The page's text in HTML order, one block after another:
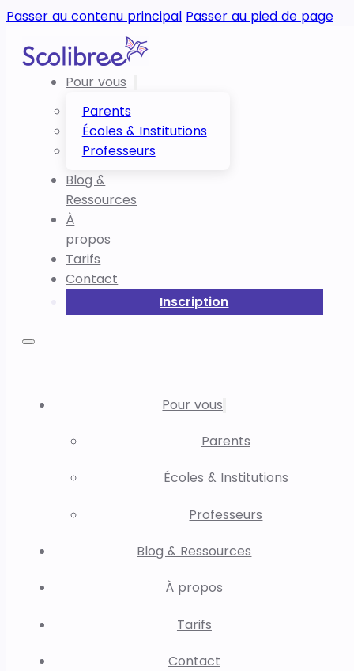
Passer au contenu principal Passer au pied de page
Pour vous
Parents
Écoles & Institutions
Professeurs
Blog &
Ressources
À
propos
Tarifs
Contact
Inscription
Pour vous
Parents
Écoles & Institutions
Professeurs
Blog & Ressources
À propos
Tarifs
Contact